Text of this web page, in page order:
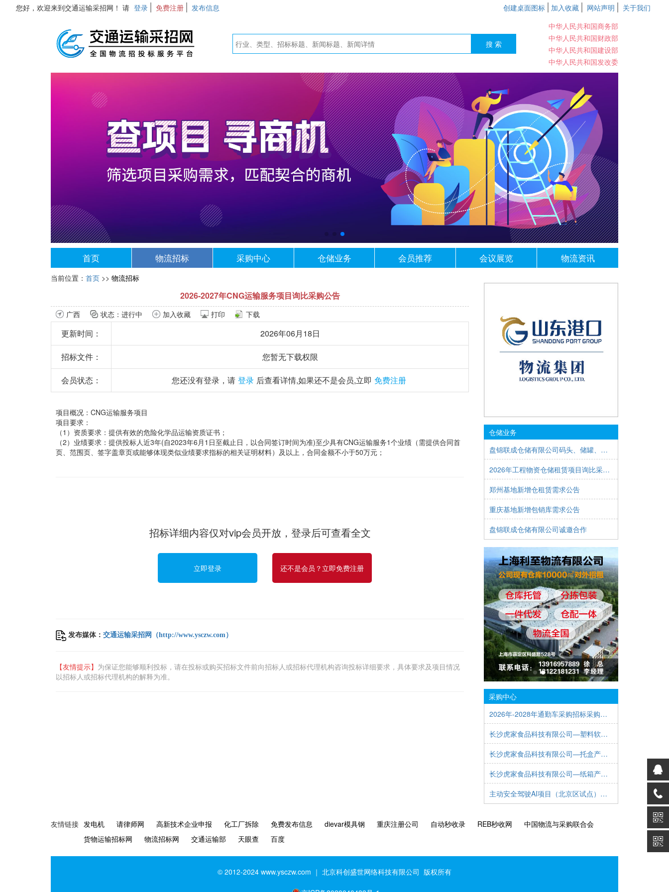
您好，欢迎来到交通运输采招网！ 请 登录 免费注册 发布信息 创建桌面图标 加入收藏 网站声明
关于我们
中华人民共和国商务部
中华人民共和国财政部
中华人民共和国建设部
中华人民共和国发改委
首页 物流招标 采购中心 仓储业务 会员推荐 会议展览 物流资讯
当前位置： 首页 >> 物流招标
2026-2027年CNG运输服务项目询比采购公告
广西 状态：进行中 加入收藏 打印 下载
更新时间： 2026年06月18日
招标文件： 您暂无下载权限
会员状态： 您还没有登录，请 登录 后查看详情,如果还不是会员,立即 免费注册
项目概况：CNG运输服务项目
项目要求：
（1）资质要求：提供有效的危险化学品运输资质证书；
（2）业绩要求：提供投标人近3年(自2023年6月1日至截止日，以合同签订时间为准)至少具有CNG运输服务1个业绩（需提供合同首
页、范围页、签字盖章页或能够体现类似业绩要求指标的相关证明材料）及以上，合同金额不小于50万元；
招标详细内容仅对vip会员开放，登录后可查看全文
立即登录 还不是会员？立即免费注册
发布媒体： 交通运输采招网（http://www.ysczw.com）
【友情提示】 为保证您能够顺利投标，请在投标或购买招标文件前向招标人或招标代理机构咨询投标详细要求，具体要求及项目情况
以招标人或招标代理机构的解释为准。
仓储业务
盘锦联成仓储有限公司码头、储罐、车队诚邀合作
2026年工程物资仓储租赁项目询比采购公告
郑州基地新增仓租赁需求公告
重庆基地新增包销库需求公告
盘锦联成仓储有限公司诚邀合作
采购中心
2026年-2028年通勤车采购招标采购公告
长沙虎家食品科技有限公司—塑料软包装产品公开招标公告
长沙虎家食品科技有限公司—托盒产品公开招标公告
长沙虎家食品科技有限公司—纸箱产品公开招标公告
主动安全驾驶AI项目（北京区试点）招标书
友情链接 发电机 请律师网 高新技术企业申报 化工厂拆除 免费发布信息 dievar模具钢 重庆注册公司 自动秒收录 REB秒收网
中国物流与采购联合会
货物运输招标网
物流招标网 交通运输部 天眼查 百度
© 2012-2024 www.ysczw.com ｜ 北京科创盛世网络科技有限公司 版权所有